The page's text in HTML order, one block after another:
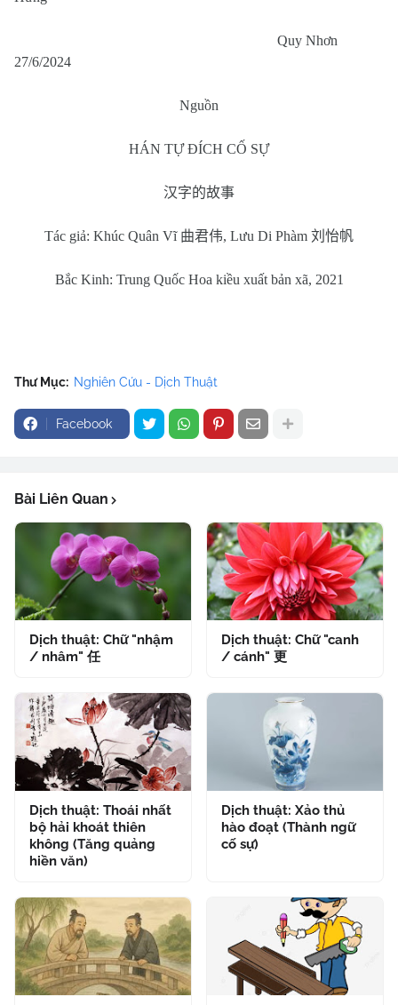
Quy Nhơn
27/6/2024
Nguồn
HÁN TỰ ĐÍCH CỐ SỰ
汉字的故事
Tác giả: Khúc Quân Vĩ 曲君伟, Lưu Di Phàm 刘怡帆
Bắc Kinh: Trung Quốc Hoa kiều xuất bản xã, 2021
Thư Mục: Nghiên Cứu - Dịch Thuật
Facebook
Bài Liên Quan
Dịch thuật: Chữ "nhậm
/ nhâm" 任
Dịch thuật: Chữ "canh
/ cánh" 更
Dịch thuật: Thoái nhất
bộ hải khoát thiên
không (Tăng quảng
hiền văn)
Dịch thuật: Xảo thủ
hào đoạt (Thành ngữ
cố sự)